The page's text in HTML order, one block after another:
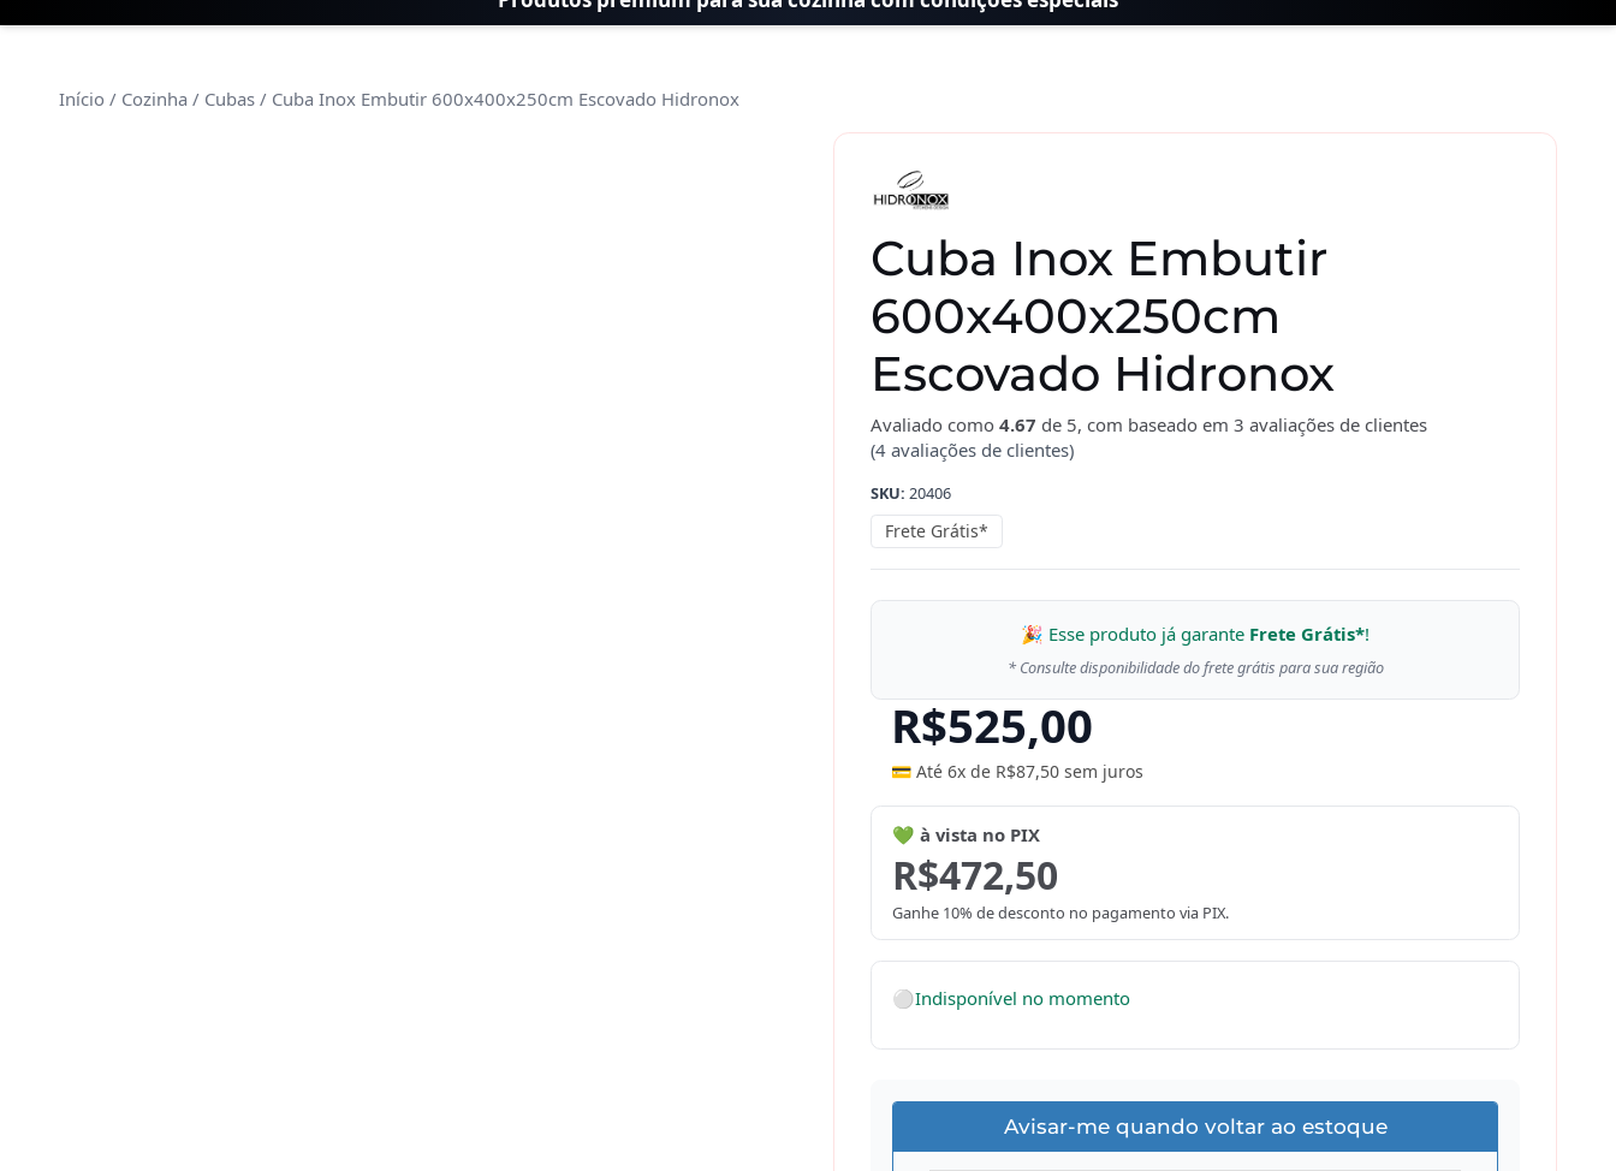
Início / Cozinha / Cubas / Cuba Inox Embutir 600x400x250cm Escovado Hidronox
Cuba Inox Embutir
600x400x250cm
Escovado Hidronox
Avaliado como 4.67 de 5, com baseado em 3 avaliações de clientes
(4 avaliações de clientes)
SKU: 20406
Frete Grátis*
🎉 Esse produto já garante Frete Grátis*!
* Consulte disponibilidade do frete grátis para sua região
R$525,00
💳 Até 6x de R$87,50 sem juros
💚 à vista no PIX
R$472,50
Ganhe 10% de desconto no pagamento via PIX.
⚪Indisponível no momento
Avisar-me quando voltar ao estoque